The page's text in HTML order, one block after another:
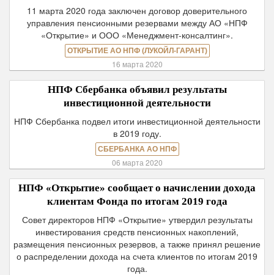
11 марта 2020 года заключен договор доверительного
управления пенсионными резервами между АО «НПФ
«Открытие» и ООО «Менеджмент-консалтинг».
ОТКРЫТИЕ АО НПФ (ЛУКОЙЛ-ГАРАНТ)
16 марта 2020
НПФ Сбербанка объявил результаты
инвестиционной деятельности
НПФ Сбербанка подвел итоги инвестиционной деятельности
в 2019 году.
СБЕРБАНКА АО НПФ
06 марта 2020
НПФ «Открытие» сообщает о начислении дохода
клиентам Фонда по итогам 2019 года
Совет директоров НПФ «Открытие» утвердил результаты
инвестирования средств пенсионных накоплений,
размещения пенсионных резервов, а также принял решение
о распределении дохода на счета клиентов по итогам 2019
года.